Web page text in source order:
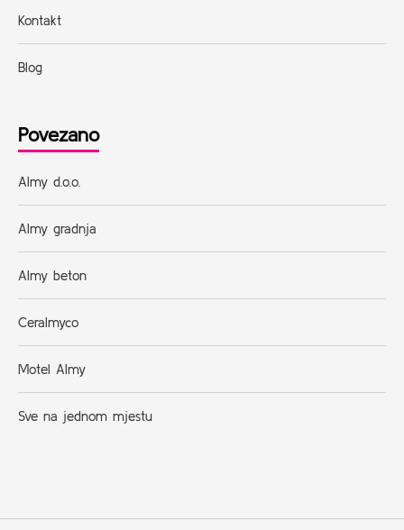
Kontakt
Blog
Povezano
Almy d.o.o.
Almy gradnja
Almy beton
Ceralmyco
Motel Almy
Sve na jednom mjestu